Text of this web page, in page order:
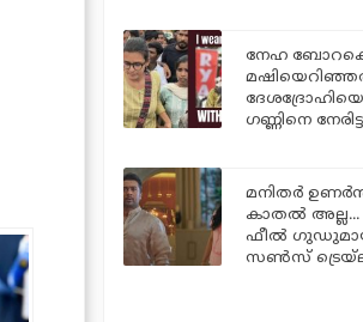
നേഹ
ഗണ്ണിനെ
മനിതര്‍
കാതല്‍
ഫീല്‍
സണ്‍സ്